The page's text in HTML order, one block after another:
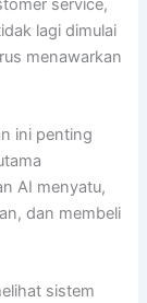
lagi dimulai
menawarkan
ini penting
AI menyatu,
dan membeli
sistem